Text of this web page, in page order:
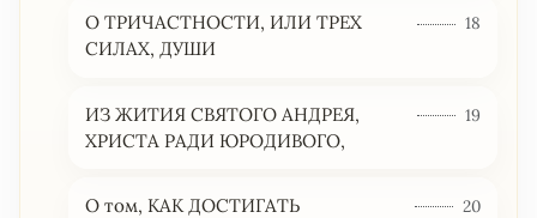
О ТРИЧАСТНОСТИ, ИЛИ ТРЕХ
СИЛАХ, ДУШИ
18
ИЗ ЖИТИЯ СВЯТОГО АНДРЕЯ,
ХРИСТА РАДИ ЮРОДИВОГО,
19
О том, КАК ДОСТИГАТЬ
20